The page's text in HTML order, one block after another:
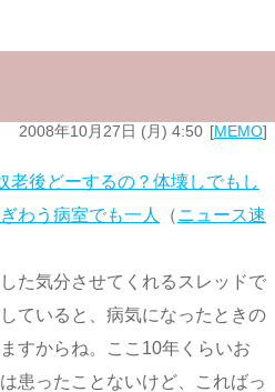
2008年10月27日 (月) 4:50 MEMO
老後どーするの？体壊しでもし
わう病室でも一人
（ニュース速
た気分させてくれるスレッドで
ていると、病気になったときの
すからね。ここ10年くらいお
患ったことないけど、こればっ